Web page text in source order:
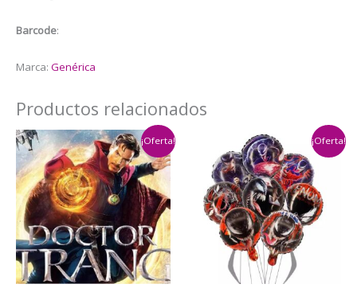
Barcode:
Marca: Genérica
Productos relacionados
¡Oferta! ¡Oferta!